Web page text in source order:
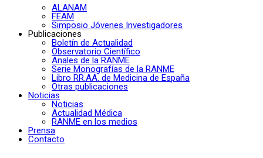
ALANAM
FEAM
Simposio Jóvenes Investigadores
Publicaciones
Boletín de Actualidad
Observatorio Científico
Anales de la RANME
Serie Monografías de la RANME
Libro RR.AA. de Medicina de España
Otras publicaciones
Noticias
Noticias
Actualidad Médica
RANME en los medios
Prensa
Contacto